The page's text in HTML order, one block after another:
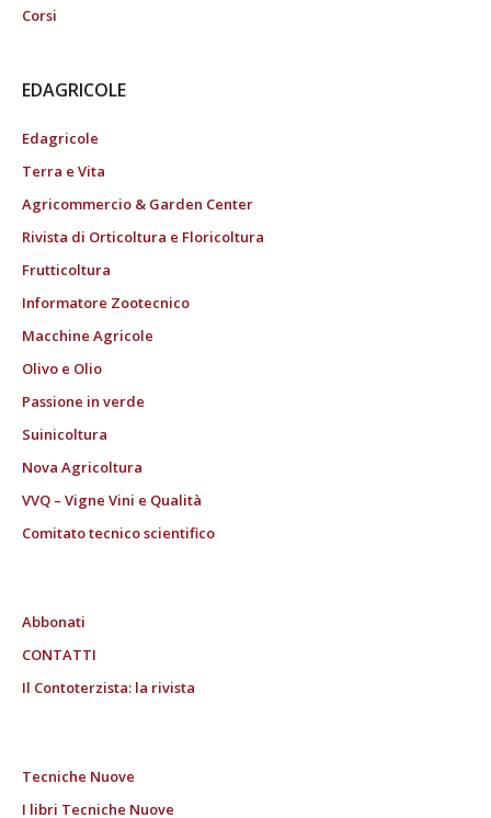
Corsi
EDAGRICOLE
Edagricole
Terra e Vita
Agricommercio & Garden Center
Rivista di Orticoltura e Floricoltura
Frutticoltura
Informatore Zootecnico
Macchine Agricole
Olivo e Olio
Passione in verde
Suinicoltura
Nova Agricoltura
VVQ – Vigne Vini e Qualità
Comitato tecnico scientifico
Abbonati
CONTATTI
Il Contoterzista: la rivista
Tecniche Nuove
I libri Tecniche Nuove